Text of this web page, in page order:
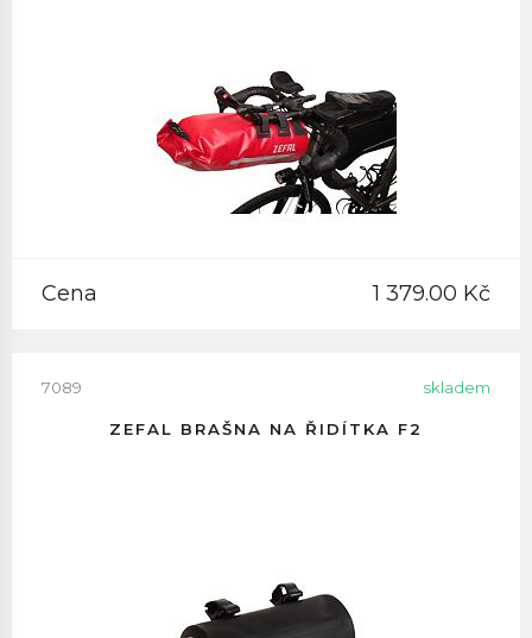
Cena 1 379.00 Kč
7089 skladem
ZEFAL BRAŠNA NA ŘIDÍTKA F2